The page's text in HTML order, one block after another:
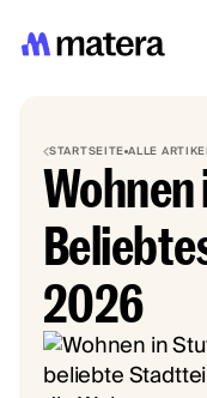
STARTSEITEALLE
2026